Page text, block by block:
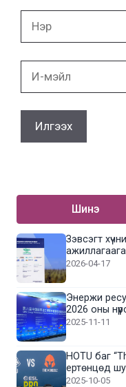
мэйл
Шинэ
Зэвсэгт
2026-04-17
Энержи
2026 оны
2025-11-11
HOTU баг
ертөнцөд
2025-10-05